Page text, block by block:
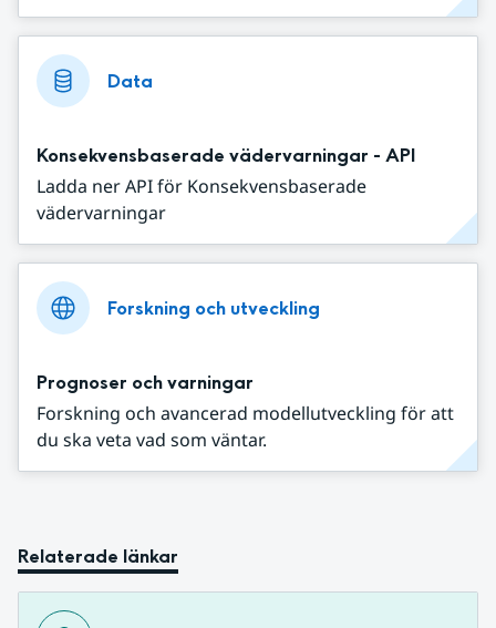
Data
Konsekvensbaserade vädervarningar - API
Ladda ner API för Konsekvensbaserade
vädervarningar
Forskning och utveckling
Prognoser och varningar
Forskning och avancerad modellutveckling för att
du ska veta vad som väntar.
Relaterade länkar